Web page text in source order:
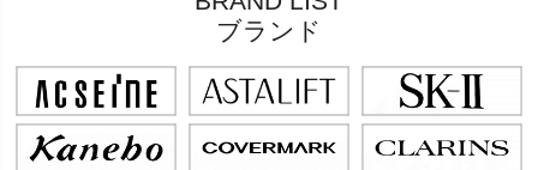
ブランド